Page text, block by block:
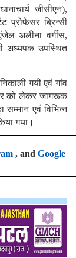
जीसीएन),
प्रोफेसर ब्रिन्सी
अलीना वर्गीस,
अध्यपक उपस्थित
गयी एवं गांव
को लेकर जागरूक
एवं विभिन्न
गया।
, and Google